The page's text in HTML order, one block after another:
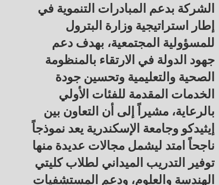
الشركة بدعم المبادرات التنموية في
إطار استراتيجية وزارة البترول
للمسؤولية المجتمعية، بهدف دعم
جهود الدولة في الارتقاء بالمنظومة
الصحية والتعليمية وتحسين جودة
الخدمات المقدمة للفئات الأولي
بالرعاية، مشيراً إلى أن التعاون بين
إيثيدكو وجامعة الإسكندرية يعد نموذجاً
ناجحاً امتد ليشمل مجالات عديدة منها
توفير التدريب الميداني لطلاب كليتي
الهندسة والعلوم، ودعم المستشفيات